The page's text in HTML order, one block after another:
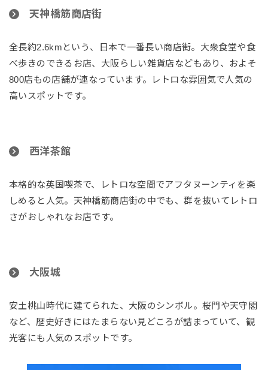
天神橋筋商店街
全長約2.6kmという、日本で一番長い商店街。大衆食堂や食
べ歩きのできるお店、大阪らしい雑貨店などもあり、およそ
800店もの店舗が連なっています。レトロな雰囲気で人気の
高いスポットです。
西洋茶館
本格的な英国喫茶で、レトロな空間でアフタヌーンティを楽
しめると人気。天神橋筋商店街の中でも、群を抜いてレトロ
さがおしゃれなお店です。
大阪城
安土桃山時代に建てられた、大阪のシンボル。桜門や天守閣
など、歴史好きにはたまらない見どころが詰まっていて、観
光客にも人気のスポットです。